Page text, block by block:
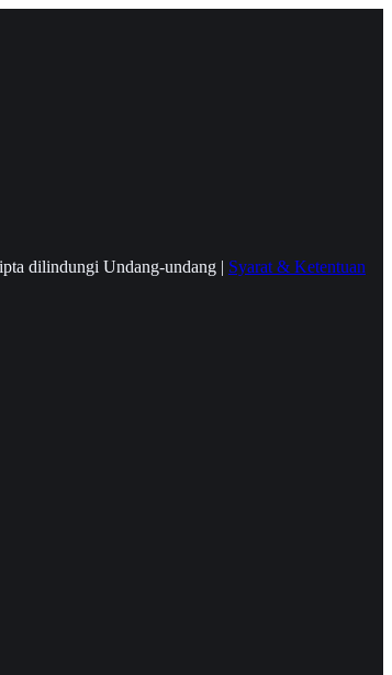
dilindungi Undang-undang | Syarat & Ketentuan